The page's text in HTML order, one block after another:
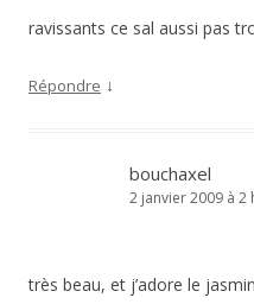
ravissants ce sal aussi pas
Répondre ↓
bouchaxel
2 janvier 2009 à 2
très beau, et j’adore le